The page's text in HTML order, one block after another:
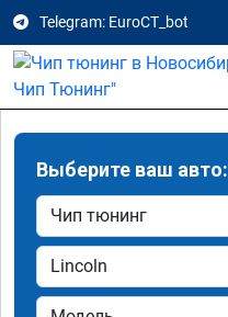
Telegram: EuroCT_bot
Выберите ваш авто: